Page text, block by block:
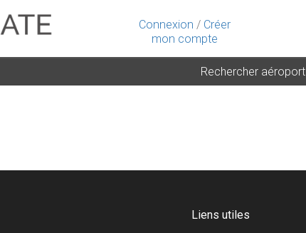
Connexion / Créer
mon compte
Rechercher aéroport
Liens utiles